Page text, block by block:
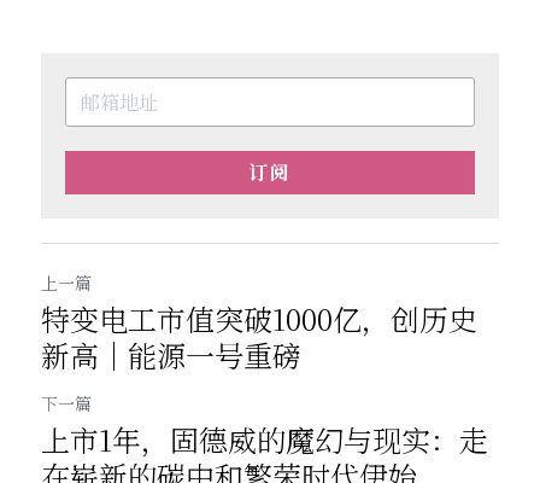
订阅
上一篇
特变电工市值突破1000亿，创历史
新高｜能源一号重磅
下一篇
上市1年，固德威的魔幻与现实：走